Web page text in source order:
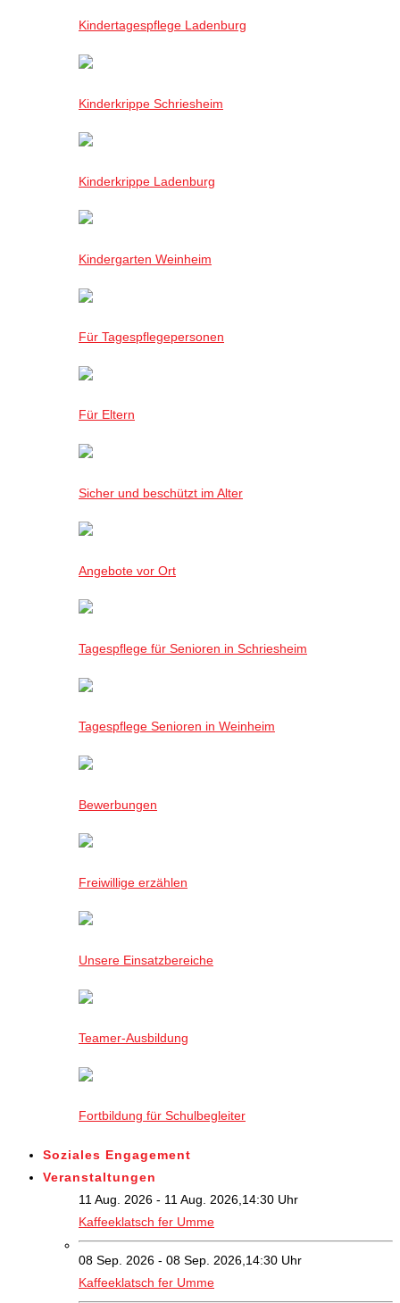
Kindertagespflege Ladenburg
Kinderkrippe Schriesheim
Kinderkrippe Ladenburg
Kindergarten Weinheim
Für Tagespflegepersonen
Für Eltern
Sicher und beschützt im Alter
Angebote vor Ort
Tagespflege für Senioren in Schriesheim
Tagespflege Senioren in Weinheim
Bewerbungen
Freiwillige erzählen
Unsere Einsatzbereiche
Teamer-Ausbildung
Fortbildung für Schulbegleiter
Soziales Engagement
Veranstaltungen
11 Aug. 2026 - 11 Aug. 2026,14:30 Uhr
Kaffeeklatsch fer Umme
08 Sep. 2026 - 08 Sep. 2026,14:30 Uhr
Kaffeeklatsch fer Umme